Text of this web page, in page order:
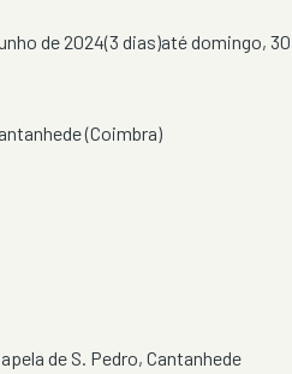
de 2024(3 dias)atédomingo, 30
(Coimbra)
de S. Pedro, Cantanhede